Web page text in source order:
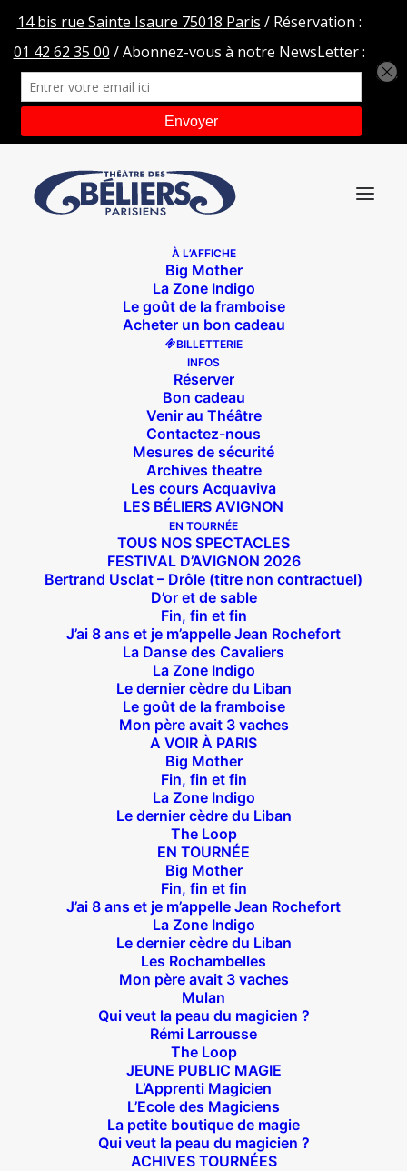
À L’AFFICHE
Big Mother
La Zone Indigo
Le goût de la framboise
Acheter un bon cadeau
BILLETTERIE
INFOS
Réserver
Bon cadeau
Venir au Théâtre
Contactez-nous
Mesures de sécurité
Archives theatre
Les cours Acquaviva
LES BÉLIERS AVIGNON
EN TOURNÉE
TOUS NOS SPECTACLES
FESTIVAL D’AVIGNON 2026
Bertrand Usclat – Drôle (titre non contractuel)
D’or et de sable
Fin, fin et fin
J’ai 8 ans et je m’appelle Jean Rochefort
La Danse des Cavaliers
La Zone Indigo
Le dernier cèdre du Liban
Le goût de la framboise
Mon père avait 3 vaches
A VOIR À PARIS
Big Mother
Fin, fin et fin
La Zone Indigo
Le dernier cèdre du Liban
The Loop
EN TOURNÉE
Big Mother
Fin, fin et fin
J’ai 8 ans et je m’appelle Jean Rochefort
La Zone Indigo
Le dernier cèdre du Liban
Les Rochambelles
Mon père avait 3 vaches
Mulan
Qui veut la peau du magicien ?
Rémi Larrousse
The Loop
JEUNE PUBLIC MAGIE
L’Apprenti Magicien
L’Ecole des Magiciens
La petite boutique de magie
Qui veut la peau du magicien ?
ACHIVES TOURNÉES
DSC_0657
Accueil Le Carton DSC_0657
Suivez nous !
Théâtre des Béliers Parisiens
14 bis rue Sainte Isaure 75018 Paris
Joffrin / Simplon – Loc :
À l’affiche
Big Mother
La Zone Indigo